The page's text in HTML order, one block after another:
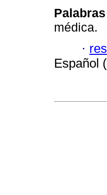
médica.
·
Español (